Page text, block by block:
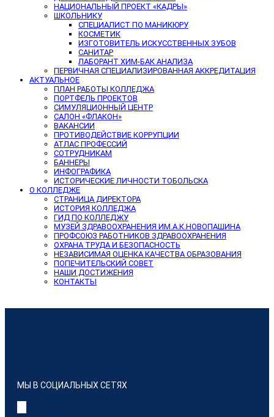
НАЦИОНАЛЬНЫЙ ПРОЕКТ «КАДРЫ»
ШКОЛЬНИКУ
СПЕЦИАЛИСТ ПО МАНИКЮРУ
КОСМЕТИК
ИЗГОТОВИТЕЛЬ ИСКУССТВЕННЫХ ЗУБОВ
САНИТАР
ЛАБОРАНТ ХИМ-БАК АНАЛИЗА
ПЕРВИЧНАЯ СПЕЦИАЛИЗИРОВАННАЯ АККРЕДИТАЦИЯ
АКТУАЛЬНОЕ
ПЛАН РАБОТЫ КОЛЛЕДЖА
ПОРТФЕЛЬ ПРОЕКТОВ
СИМУЛЯЦИОННЫЙ ЦЕНТР
САЛОН «ФЛАКОН»
ВАКАНСИИ
ПРОТИВОДЕЙСТВИЕ КОРРУПЦИИ
АТЛАС ПРОФЕССИЙ
СОТРУДНИКАМ
БАННЕРЫ
ИНФОГРАФИКА
ИСТОРИЧЕСКИЕ ЛИЧНОСТИ ТОБОЛЬСКА
О КОЛЛЕДЖЕ
СТРАНИЦА ДИРЕКТОРА
ИСТОРИЯ КОЛЛЕДЖА
ГИД ПО КОЛЛЕДЖУ
МУЗЕЙ ЗДРАВООХРАНЕНИЯ ИМ.А.К.НОВОПАШИНА
ПРОФСОЮЗ РАБОТНИКОВ ЗДРАВООХРАНЕНИЯ
ОХРАНА ТРУДА И БЕЗОПАСНОСТЬ
НЕЗАВИСИМАЯ ОЦЕНКА КАЧЕСТВА ОБРАЗОВАНИЯ
ПОПЕЧИТЕЛЬСКИЙ СОВЕТ
НАШИ ДОСТИЖЕНИЯ
КОНТАКТЫ
МЫ В СОЦИАЛЬНЫХ СЕТЯХ